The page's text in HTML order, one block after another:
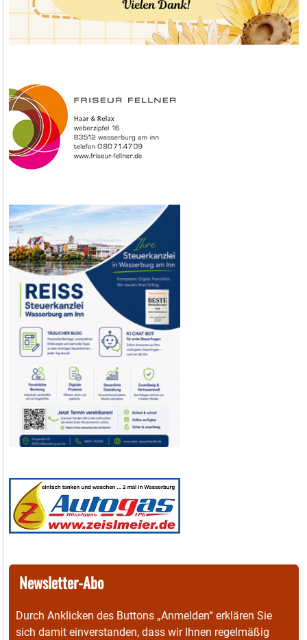
Newsletter-Abo
Durch Anklicken des Buttons „Anmelden“ erklären Sie
sich damit einverstanden, dass wir Ihnen regelmäßig